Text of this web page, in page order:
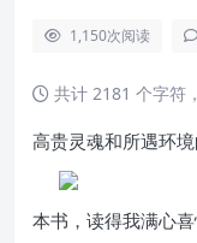
1,150次阅读
共计 2181 个字符
高贵灵魂和所遇环
本书，读得我满心